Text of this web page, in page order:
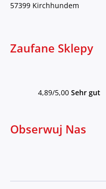
57399 Kirchhundem
Zaufane Sklepy
4,89/5,00 Sehr gut
Obserwuj Nas